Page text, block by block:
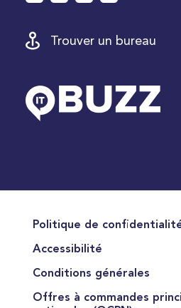
Trouver un bureau
Politique de
Accessibilité
Conditions générales
Offres à commandes